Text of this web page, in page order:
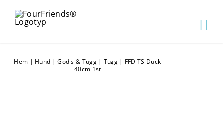
Hem | Hund |Godis & Tugg| Tugg| FFD TS Duck
40cm 1st